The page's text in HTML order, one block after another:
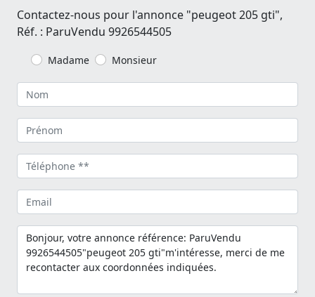
Contactez-nous pour l'annonce "peugeot 205 gti",
Réf. : ParuVendu 9926544505
Madame Monsieur